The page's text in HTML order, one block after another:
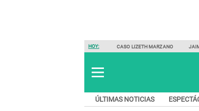
HOY: CASO LIZETH MARZANO
ÚLTIMAS NOTICIAS